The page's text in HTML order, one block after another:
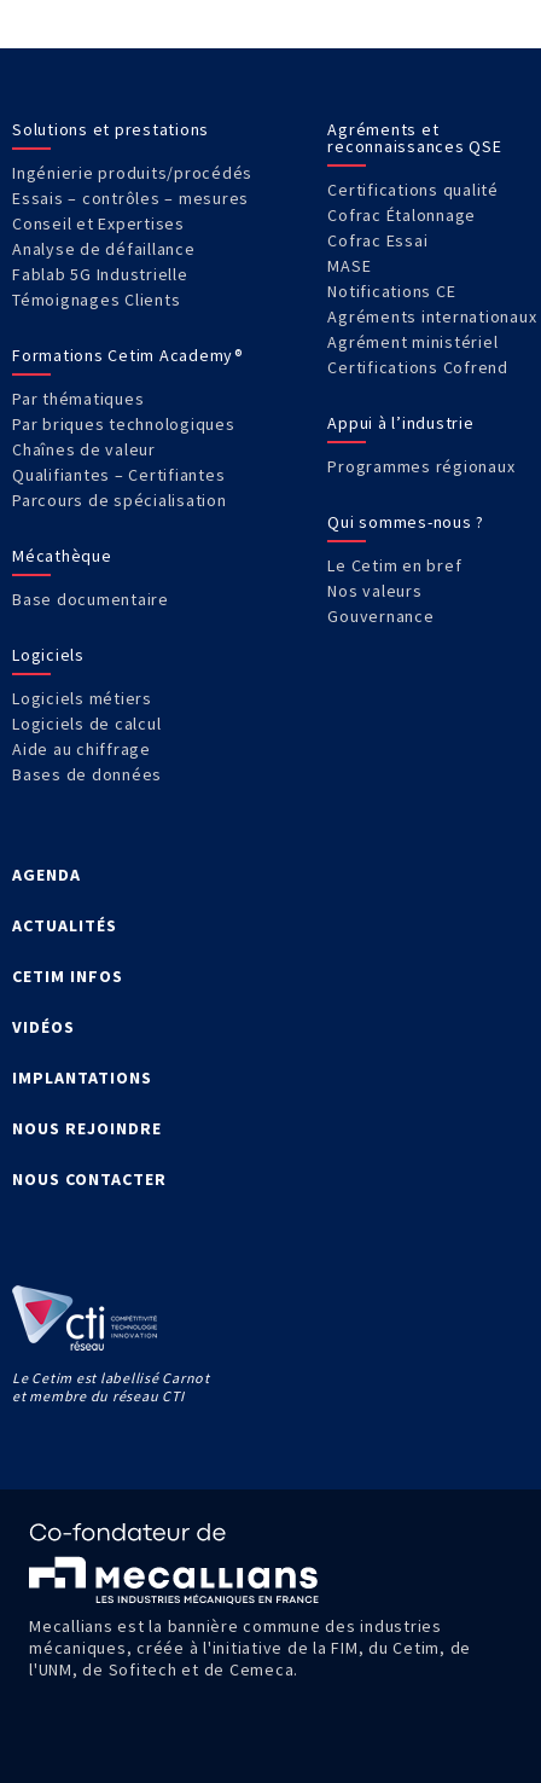
Le Cetim est labellisé Carnot
et membre du réseau CTI
Solutions et prestations
Ingénierie produits/procédés
Essais – contrôles – mesures
Conseil et Expertises
Analyse de défaillance
Fablab 5G Industrielle
Témoignages Clients
Formations Cetim Academy®
Par thématiques
Par briques technologiques
Chaînes de valeur
Qualifiantes – Certifiantes
Parcours de spécialisation
Mécathèque
Base documentaire
Logiciels
Logiciels métiers
Logiciels de calcul
Aide au chiffrage
Bases de données
Agréments et
reconnaissances QSE
Certifications qualité
Cofrac Étalonnage
Cofrac Essai
MASE
Notifications CE
Agréments internationaux
Agrément ministériel
Certifications Cofrend
Appui à l’industrie
Programmes régionaux
Qui sommes-nous ?
Le Cetim en bref
Nos valeurs
Gouvernance
AGENDA
ACTUALITÉS
CETIM INFOS
VIDÉOS
IMPLANTATIONS
NOUS REJOINDRE
NOUS CONTACTER
Mecallians est la bannière commune des industries
mécaniques, créée à l'initiative de la FIM, du Cetim, de
l'UNM, de Sofitech et de Cemeca.